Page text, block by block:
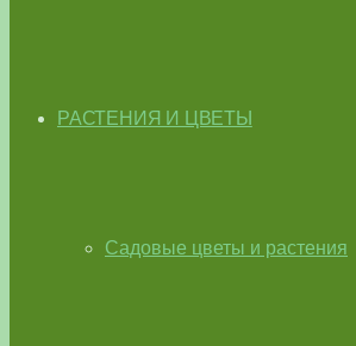
РАСТЕНИЯ И ЦВЕТЫ
Садовые цветы и растения